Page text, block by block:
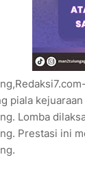
piala
Lomba
Prestasi ini